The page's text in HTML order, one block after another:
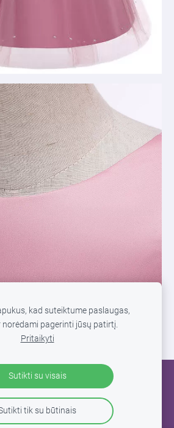
kad suteiktume paslaugas,
norėdami pagerinti jūsų patirtį.
Pritaikyti
Sutikti su visais
tik su būtinais